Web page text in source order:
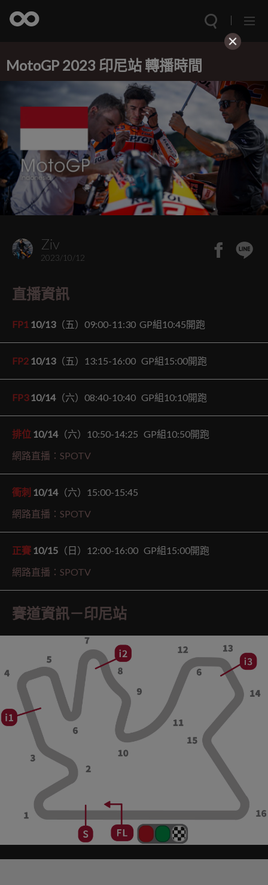
MotoGP 2023 印尼站 轉播時間
Ziv
2023/10/12
直播資訊
FP1 10/13（五）09:00-11:30 GP組10:45開跑
FP2 10/13（五）13:15-16:00 GP組15:00開跑
FP3 10/14（六）08:40-10:40 GP組10:10開跑
排位 10/14（六）10:50-14:25 GP組10:50開跑
網路直播：SPOTV
衝刺 10/14（六）15:00-15:45
網路直播：SPOTV
正賽 10/15 （日）12:00-16:00 GP組15:00開跑
網路直播：SPOTV
賽道資訊－印尼站